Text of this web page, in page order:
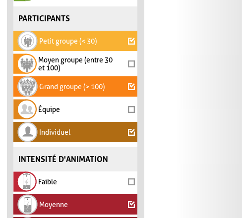
PARTICIPANTS
Petit groupe (< 30)
Moyen groupe (entre 30
et 100)
Grand groupe (> 100)
Équipe
Individuel
INTENSITÉ D'ANIMATION
Faible
Moyenne